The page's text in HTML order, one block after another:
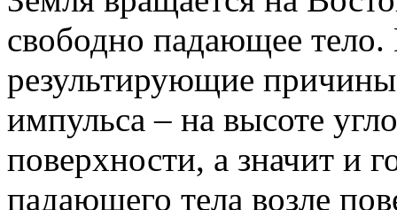
свободно падающее тело.
результирующие
импульса – на высоте
поверхности, а значит и
падающего тела возле